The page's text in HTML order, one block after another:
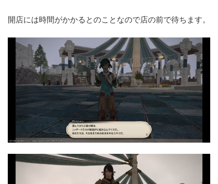
開店には時間がかかるとのことなので店の前で待ちます。